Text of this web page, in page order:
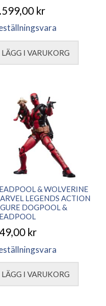
kr
LÄGG I VARUKORG
& WOLVERINE
LEGENDS ACTION
DOGPOOL &
kr
LÄGG I VARUKORG